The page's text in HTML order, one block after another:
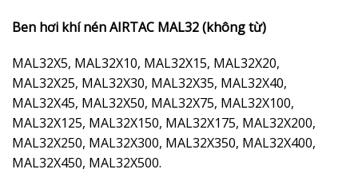
Ben hơi khí nén AIRTAC MAL32 (không từ)
MAL32X5, MAL32X10, MAL32X15, MAL32X20,
MAL32X25, MAL32X30, MAL32X35, MAL32X40,
MAL32X45, MAL32X50, MAL32X75, MAL32X100,
MAL32X125, MAL32X150, MAL32X175, MAL32X200,
MAL32X250, MAL32X300, MAL32X350, MAL32X400,
MAL32X450, MAL32X500.